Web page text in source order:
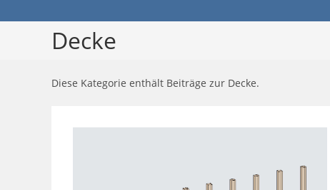
Decke
Diese Kategorie enthält Beiträge zur Decke.